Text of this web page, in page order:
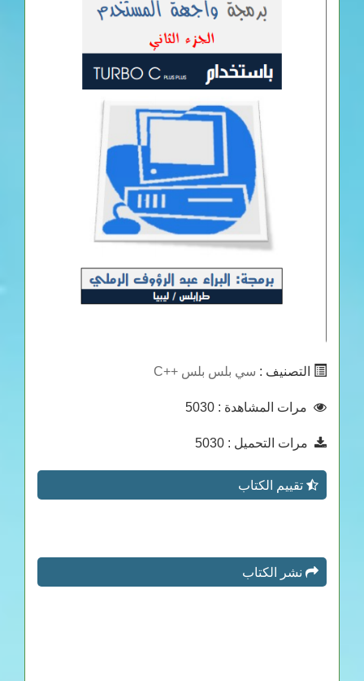
التصنيف : سي بلس بلس ++C
مرات المشاهدة : 5030
مرات التحميل : 5030
تقييم الكتاب
نشر الكتاب